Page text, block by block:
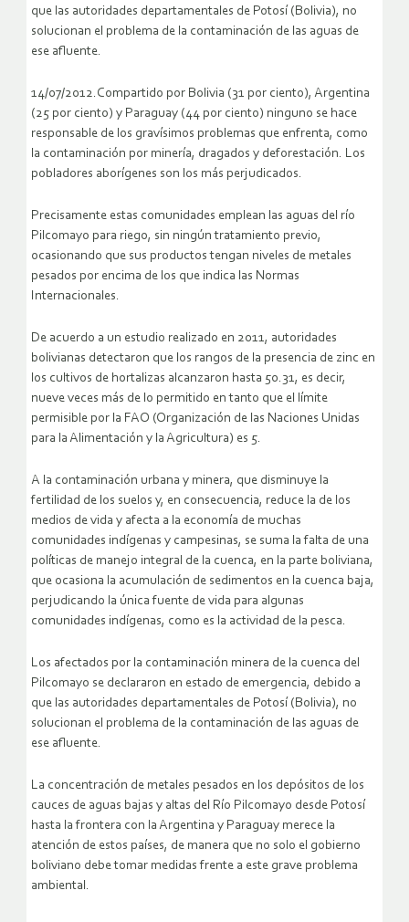
que las autoridades departamentales de Potosí (Bolivia), no
solucionan el problema de la contaminación de las aguas de
ese afluente.
14/07/2012.Compartido por Bolivia (31 por ciento), Argentina
(25 por ciento) y Paraguay (44 por ciento) ninguno se hace
responsable de los gravísimos problemas que enfrenta, como
la contaminación por minería, dragados y deforestación. Los
pobladores aborígenes son los más perjudicados.
Precisamente estas comunidades emplean las aguas del río
Pilcomayo para riego, sin ningún tratamiento previo,
ocasionando que sus productos tengan niveles de metales
pesados por encima de los que indica las Normas
Internacionales.
De acuerdo a un estudio realizado en 2011, autoridades
bolivianas detectaron que los rangos de la presencia de zinc en
los cultivos de hortalizas alcanzaron hasta 50.31, es decir,
nueve veces más de lo permitido en tanto que el límite
permisible por la FAO (Organización de las Naciones Unidas
para la Alimentación y la Agricultura) es 5.
A la contaminación urbana y minera, que disminuye la
fertilidad de los suelos y, en consecuencia, reduce la de los
medios de vida y afecta a la economía de muchas
comunidades indígenas y campesinas, se suma la falta de una
políticas de manejo integral de la cuenca, en la parte boliviana,
que ocasiona la acumulación de sedimentos en la cuenca baja,
perjudicando la única fuente de vida para algunas
comunidades indígenas, como es la actividad de la pesca.
Los afectados por la contaminación minera de la cuenca del
Pilcomayo se declararon en estado de emergencia, debido a
que las autoridades departamentales de Potosí (Bolivia), no
solucionan el problema de la contaminación de las aguas de
ese afluente.
La concentración de metales pesados en los depósitos de los
cauces de aguas bajas y altas del Río Pilcomayo desde Potosí
hasta la frontera con la Argentina y Paraguay merece la
atención de estos países, de manera que no solo el gobierno
boliviano debe tomar medidas frente a este grave problema
ambiental.